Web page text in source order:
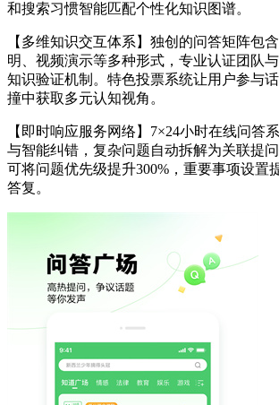
和搜索习惯智能匹配个性化知识图谱。
【多维知识交互体系】独创的问答矩阵包
明、视频演示等多种形式，专业认证团队
知识验证机制。特色投票系统让用户参与
撞中获取多元认知视角。
【即时响应服务网络】7×24小时在线问答
与智能纠错，复杂问题自动拆解为关联提
可将问题优先级提升300%，重要事项设置
答复。